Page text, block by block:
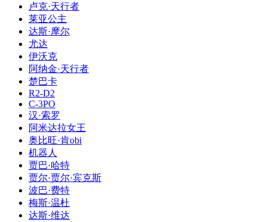
卢克·天行者
莱亚公主
达斯·摩尔
尤达
伊沃克
阿纳金·天行者
楚巴卡
R2-D2
C-3PO
汉·索罗
阿米达拉女王
奥比旺·肯obi
机器人
贾巴·哈特
贾尔·贾尔·宾克斯
波巴·费特
梅斯·温杜
达斯·维达